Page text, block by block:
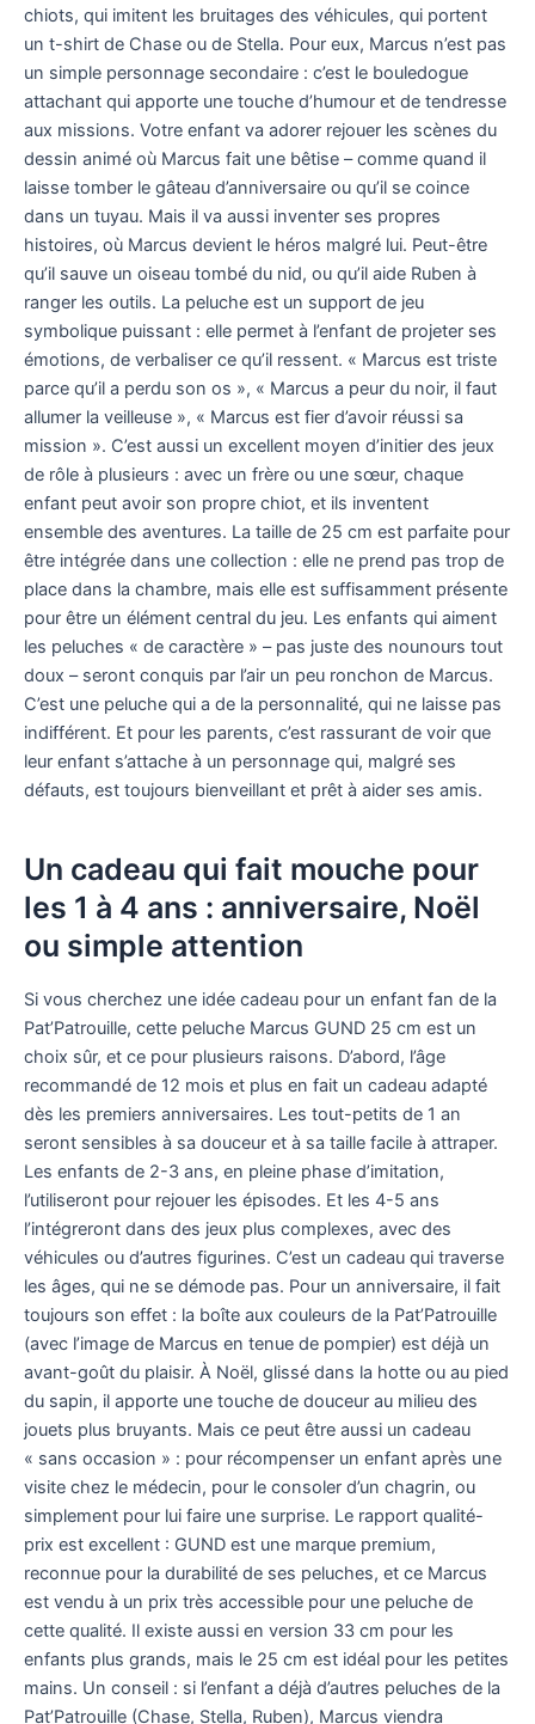
chiots, qui imitent les bruitages des véhicules, qui portent
un t-shirt de Chase ou de Stella. Pour eux, Marcus n’est pas
un simple personnage secondaire : c’est le bouledogue
attachant qui apporte une touche d’humour et de tendresse
aux missions. Votre enfant va adorer rejouer les scènes du
dessin animé où Marcus fait une bêtise – comme quand il
laisse tomber le gâteau d’anniversaire ou qu’il se coince
dans un tuyau. Mais il va aussi inventer ses propres
histoires, où Marcus devient le héros malgré lui. Peut-être
qu’il sauve un oiseau tombé du nid, ou qu’il aide Ruben à
ranger les outils. La peluche est un support de jeu
symbolique puissant : elle permet à l’enfant de projeter ses
émotions, de verbaliser ce qu’il ressent. « Marcus est triste
parce qu’il a perdu son os », « Marcus a peur du noir, il faut
allumer la veilleuse », « Marcus est fier d’avoir réussi sa
mission ». C’est aussi un excellent moyen d’initier des jeux
de rôle à plusieurs : avec un frère ou une sœur, chaque
enfant peut avoir son propre chiot, et ils inventent
ensemble des aventures. La taille de 25 cm est parfaite pour
être intégrée dans une collection : elle ne prend pas trop de
place dans la chambre, mais elle est suffisamment présente
pour être un élément central du jeu. Les enfants qui aiment
les peluches « de caractère » – pas juste des nounours tout
doux – seront conquis par l’air un peu ronchon de Marcus.
C’est une peluche qui a de la personnalité, qui ne laisse pas
indifférent. Et pour les parents, c’est rassurant de voir que
leur enfant s’attache à un personnage qui, malgré ses
défauts, est toujours bienveillant et prêt à aider ses amis.
Un cadeau qui fait mouche pour
les 1 à 4 ans : anniversaire, Noël
ou simple attention
Si vous cherchez une idée cadeau pour un enfant fan de la
Pat’Patrouille, cette peluche Marcus GUND 25 cm est un
choix sûr, et ce pour plusieurs raisons. D’abord, l’âge
recommandé de 12 mois et plus en fait un cadeau adapté
dès les premiers anniversaires. Les tout-petits de 1 an
seront sensibles à sa douceur et à sa taille facile à attraper.
Les enfants de 2-3 ans, en pleine phase d’imitation,
l’utiliseront pour rejouer les épisodes. Et les 4-5 ans
l’intégreront dans des jeux plus complexes, avec des
véhicules ou d’autres figurines. C’est un cadeau qui traverse
les âges, qui ne se démode pas. Pour un anniversaire, il fait
toujours son effet : la boîte aux couleurs de la Pat’Patrouille
(avec l’image de Marcus en tenue de pompier) est déjà un
avant-goût du plaisir. À Noël, glissé dans la hotte ou au pied
du sapin, il apporte une touche de douceur au milieu des
jouets plus bruyants. Mais ce peut être aussi un cadeau
« sans occasion » : pour récompenser un enfant après une
visite chez le médecin, pour le consoler d’un chagrin, ou
simplement pour lui faire une surprise. Le rapport qualité-
prix est excellent : GUND est une marque premium,
reconnue pour la durabilité de ses peluches, et ce Marcus
est vendu à un prix très accessible pour une peluche de
cette qualité. Il existe aussi en version 33 cm pour les
enfants plus grands, mais le 25 cm est idéal pour les petites
mains. Un conseil : si l’enfant a déjà d’autres peluches de la
Pat’Patrouille (Chase, Stella, Ruben), Marcus viendra